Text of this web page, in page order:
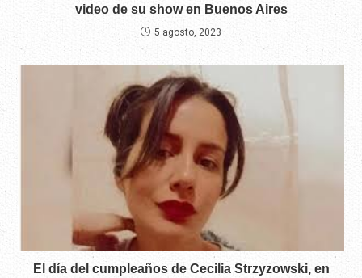
video de su show en Buenos Aires
5 agosto, 2023
El día del cumpleaños de Cecilia Strzyzowski, en